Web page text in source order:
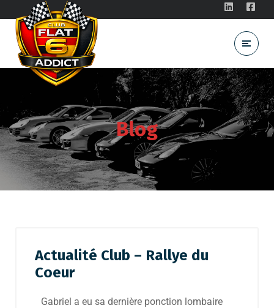
Blog
Actualité Club – Rallye du
Coeur
Gabriel a eu sa dernière ponction lombaire